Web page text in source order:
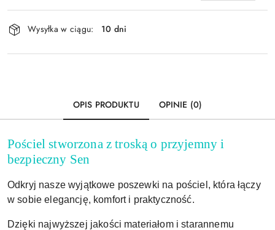
Dostępność
i
dostawa
Wysyłka w ciągu: 10 dni
OPIS PRODUKTU OPINIE (0)
Pościel stworzona z troską o przyjemny i
bezpieczny Sen
Odkryj nasze wyjątkowe poszewki na pościel, która łączy
w sobie elegancję, komfort i praktyczność.
Dzięki najwyższej jakości materiałom i starannemu